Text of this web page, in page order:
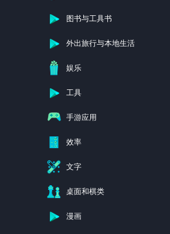
图书与工具书
外出旅行与本地生活
娱乐
工具
手游应用
效率
文字
桌面和棋类
漫画